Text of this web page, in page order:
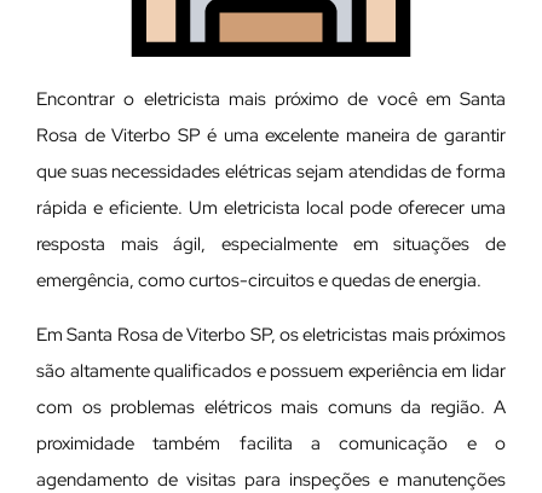
Encontrar o eletricista mais próximo de você em Santa
Rosa de Viterbo SP é uma excelente maneira de garantir
que suas necessidades elétricas sejam atendidas de forma
rápida e eficiente. Um eletricista local pode oferecer uma
resposta mais ágil, especialmente em situações de
emergência, como curtos-circuitos e quedas de energia.
Em Santa Rosa de Viterbo SP, os eletricistas mais próximos
são altamente qualificados e possuem experiência em lidar
com os problemas elétricos mais comuns da região. A
proximidade também facilita a comunicação e o
agendamento de visitas para inspeções e manutenções